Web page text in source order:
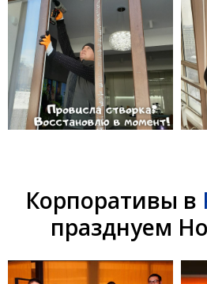
Корпоративы в
празднуем